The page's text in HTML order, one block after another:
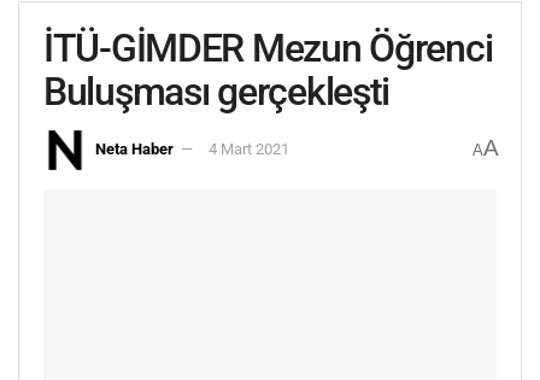
İTÜ-GİMDER Mezun Öğrenci
Buluşması gerçekleşti
Neta Haber 4 Mart 2021 AA